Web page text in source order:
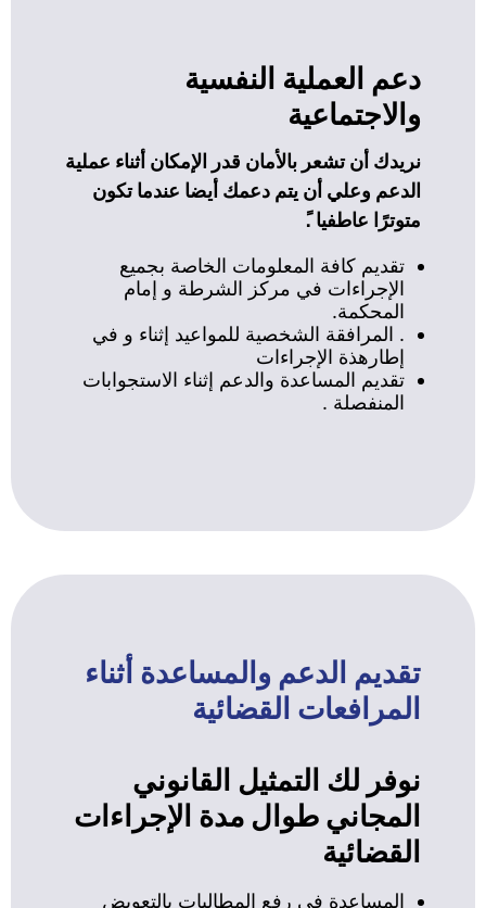
دعم العملية النفسية
والاجتماعية
نريدك أن تشعر بالأمان قدر الإمكان أثناء عملية
الدعم وعلي أن يتم دعمك أيضا عندما تكون
متوترًا عاطفيا .ً
تقديم كافة المعلومات الخاصة بجميع
الإجراءات في مركز الشرطة و إمام
المحكمة.
. المرافقة الشخصية للمواعيد إثناء و في
إطارهذة الإجراءات
تقديم المساعدة والدعم إثناء الاستجوابات
المنفصلة .
تقديم الدعم والمساعدة أثناء
المرافعات القضائية
نوفر لك التمثيل القانوني
المجاني طوال مدة الإجراءات
القضائية
المساعدة في رفع المطالبات بالتعويض